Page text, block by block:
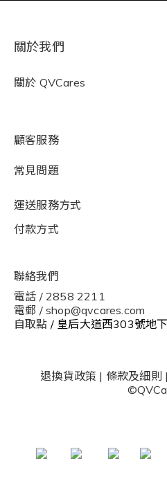
關於我們
關於 QVCares
顧客服務
常見問題
運送服務方式
付款方式
聯絡我們
電話 / 2858 2211
電郵 / shop@qvcares.com
自取點 / 皇后大道西303號地下
退換貨政策 | 條款及細則 |